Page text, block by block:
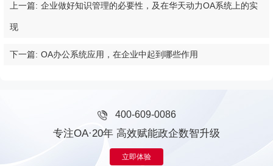
上一篇: 企业做好知识管理的必要性，及在华天动力OA系统上的实
现
下一篇: OA办公系统应用，在企业中起到哪些作用
400-609-0086
专注OA·20年 高效赋能政企数智升级
立即体验